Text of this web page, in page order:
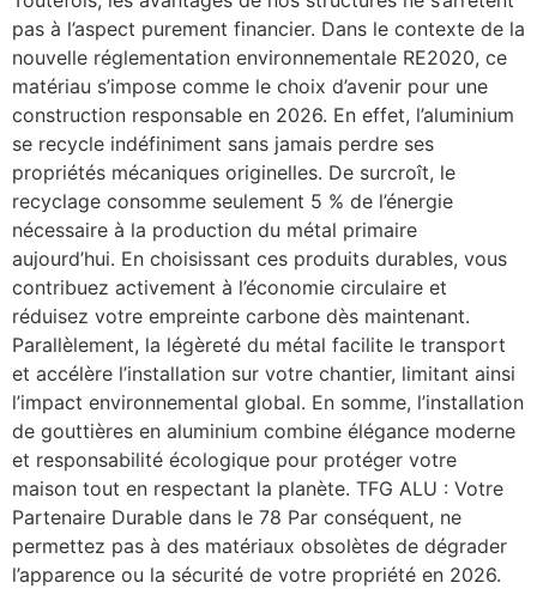
pas à l’aspect purement financier. Dans le contexte de la
nouvelle réglementation environnementale RE2020, ce
matériau s’impose comme le choix d’avenir pour une
construction responsable en 2026. En effet, l’aluminium
se recycle indéfiniment sans jamais perdre ses
propriétés mécaniques originelles. De surcroît, le
recyclage consomme seulement 5 % de l’énergie
nécessaire à la production du métal primaire
aujourd’hui. En choisissant ces produits durables, vous
contribuez activement à l’économie circulaire et
réduisez votre empreinte carbone dès maintenant.
Parallèlement, la légèreté du métal facilite le transport
et accélère l’installation sur votre chantier, limitant ainsi
l’impact environnemental global. En somme, l’installation
de gouttières en aluminium combine élégance moderne
et responsabilité écologique pour protéger votre
maison tout en respectant la planète. TFG ALU : Votre
Partenaire Durable dans le 78 Par conséquent, ne
permettez pas à des matériaux obsolètes de dégrader
l’apparence ou la sécurité de votre propriété en 2026.